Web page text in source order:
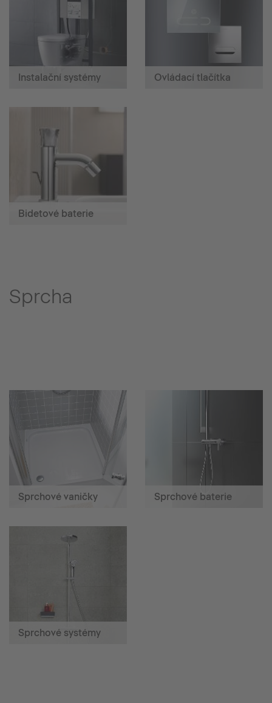
Instalační systémy Ovládací tlačítka
Bidetové baterie
Sprcha
Sprchové vaničky Sprchové baterie
Sprchové systémy